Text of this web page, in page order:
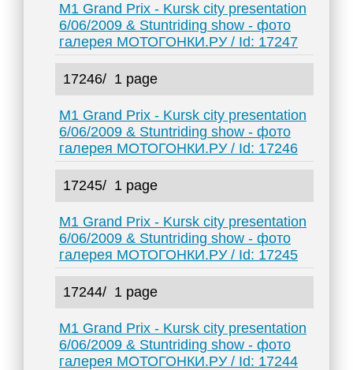
M1 Grand Prix - Kursk city presentation
6/06/2009 & Stuntriding show - фото
галерея МОТОГОНКИ.РУ / Id: 17247
17246/ 1 page
M1 Grand Prix - Kursk city presentation
6/06/2009 & Stuntriding show - фото
галерея МОТОГОНКИ.РУ / Id: 17246
17245/ 1 page
M1 Grand Prix - Kursk city presentation
6/06/2009 & Stuntriding show - фото
галерея МОТОГОНКИ.РУ / Id: 17245
17244/ 1 page
M1 Grand Prix - Kursk city presentation
6/06/2009 & Stuntriding show - фото
галерея МОТОГОНКИ.РУ / Id: 17244